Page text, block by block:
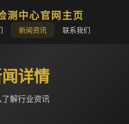
测中心官网主页
新闻资讯 联系我们
详情
了解行业资讯